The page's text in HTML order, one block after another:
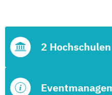
2 Hochschulen